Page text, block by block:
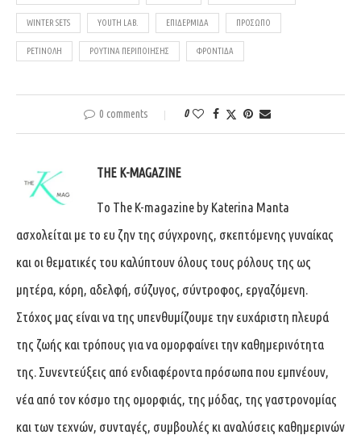
WINTER SETS YOUTH LAB. ΕΠΙΔΕΡΜΊΔΑ ΠΡΌΣΩΠΟ
ΡΕΤΙΝΌΛΗ ΡΟΥΤΊΝΑ ΠΕΡΙΠΟΊΗΣΗΣ ΦΡΟΝΤΊΔΑ
0 comments 0
THE K-MAGAZINE
Tο The K-magazine by Katerina Manta
ασχολείται με το ευ ζην της σύγχρονης, σκεπτόμενης γυναίκας
και οι θεματικές του καλύπτουν όλους τους ρόλους της ως
μητέρα, κόρη, αδελφή, σύζυγος, σύντροφος, εργαζόμενη.
Στόχος μας είναι να της υπενθυμίζουμε την ευχάριστη πλευρά
της ζωής και τρόπους για να ομορφαίνει την καθημερινότητα
της. Συνεντεύξεις από ενδιαφέροντα πρόσωπα που εμπνέουν,
νέα από τον κόσμο της ομορφιάς, της μόδας, της γαστρονομίας
και των τεχνών, συνταγές, συμβουλές κι αναλύσεις καθημερινών